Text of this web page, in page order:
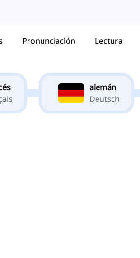
Pronunciación Lectura
alemán
Deutsch